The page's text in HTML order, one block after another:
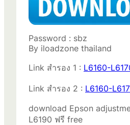
Password : sbz
By iloadzone thailand
Link สำรอง 1 : L6160-
Link สำรอง 2 : L6160-
download Epson
L6190 ฟรี free